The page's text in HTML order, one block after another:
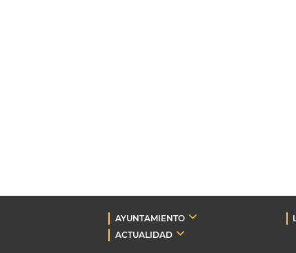
AYUNTAMIENTO
ACTUALIDAD